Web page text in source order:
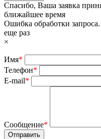
Спасибо, Ваша заявка
ближайшее время
Ошибка обработки
еще раз
×
Имя*
Телефон*
E-mail*
Сообщение*
Отправить